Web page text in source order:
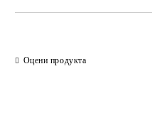
Оцени продукта